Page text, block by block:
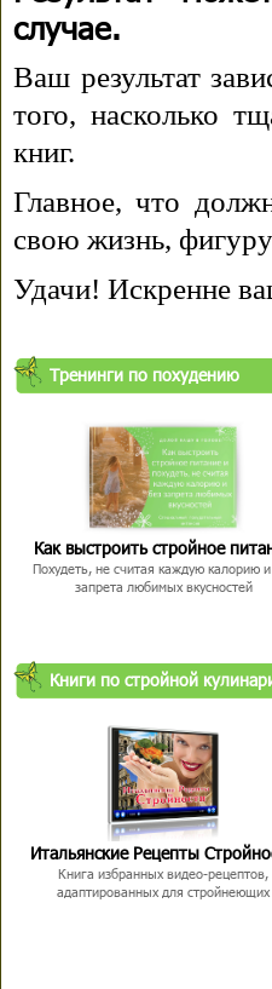
случае.
Ваш результат
того, насколько
книг.
Главное, что
свою жизнь,
Удачи! Искренне
Тренинги по похудению
Как выстроить стройное
Похудеть, не считая каждую калорию и
запрета любимых вкусностей
Книги по стройной
Итальянские Рецепты
Книга избранных видео-рецептов,
адаптированных для стройнеющих